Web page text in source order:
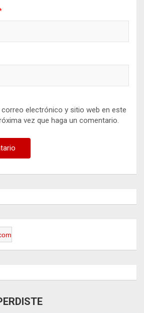
correo electrónico y sitio web en este
vez que haga un comentario.